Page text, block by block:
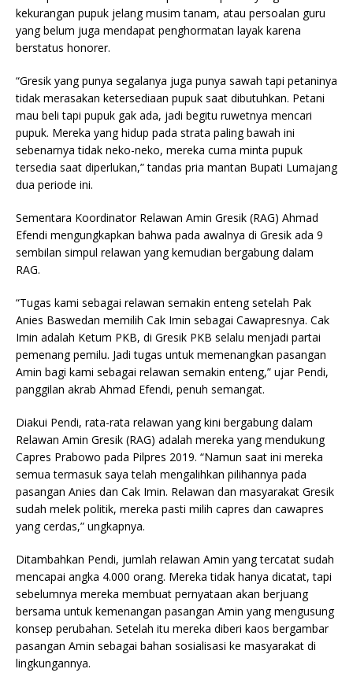
kekurangan pupuk jelang musim tanam, atau persoalan guru
yang belum juga mendapat penghormatan layak karena
berstatus honorer.
“Gresik yang punya segalanya juga punya sawah tapi petaninya
tidak merasakan ketersediaan pupuk saat dibutuhkan. Petani
mau beli tapi pupuk gak ada, jadi begitu ruwetnya mencari
pupuk. Mereka yang hidup pada strata paling bawah ini
sebenarnya tidak neko-neko, mereka cuma minta pupuk
tersedia saat diperlukan,” tandas pria mantan Bupati Lumajang
dua periode ini.
Sementara Koordinator Relawan Amin Gresik (RAG) Ahmad
Efendi mengungkapkan bahwa pada awalnya di Gresik ada 9
sembilan simpul relawan yang kemudian bergabung dalam
RAG.
“Tugas kami sebagai relawan semakin enteng setelah Pak
Anies Baswedan memilih Cak Imin sebagai Cawapresnya. Cak
Imin adalah Ketum PKB, di Gresik PKB selalu menjadi partai
pemenang pemilu. Jadi tugas untuk memenangkan pasangan
Amin bagi kami sebagai relawan semakin enteng,” ujar Pendi,
panggilan akrab Ahmad Efendi, penuh semangat.
Diakui Pendi, rata-rata relawan yang kini bergabung dalam
Relawan Amin Gresik (RAG) adalah mereka yang mendukung
Capres Prabowo pada Pilpres 2019. “Namun saat ini mereka
semua termasuk saya telah mengalihkan pilihannya pada
pasangan Anies dan Cak Imin. Relawan dan masyarakat Gresik
sudah melek politik, mereka pasti milih capres dan cawapres
yang cerdas,” ungkapnya.
Ditambahkan Pendi, jumlah relawan Amin yang tercatat sudah
mencapai angka 4.000 orang. Mereka tidak hanya dicatat, tapi
sebelumnya mereka membuat pernyataan akan berjuang
bersama untuk kemenangan pasangan Amin yang mengusung
konsep perubahan. Setelah itu mereka diberi kaos bergambar
pasangan Amin sebagai bahan sosialisasi ke masyarakat di
lingkungannya.